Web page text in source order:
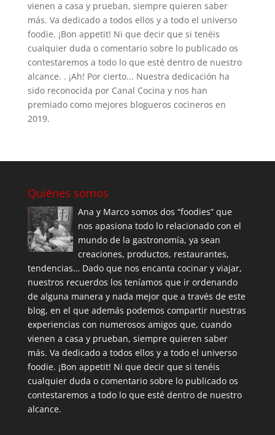
vienen a casa y prueban, siempre quieren saber
más. Va dedicado a todos ellos y a todo el universo
foodie. ¡Bon appetit! Ni que decir que si tenéis
cualquier duda o comentario sobre lo publicado os
contestaremos a todo lo que esté dentro de nuestro
alcance. . ¡Ah! Por cierto... Nuestra dedicación ha
sido reconocida por Canal Cocina y nos han
premiado como mejores blogueros cocineros en
2019.
Quiénes somos
Ana y Marco somos dos “foodies” que
nos apasiona todo lo relacionado con el
mundo de la gastronomía, ya sean
creaciones, productos, restaurantes,
tendencias… Dado que nos encanta cocinar y viajar,
nuestros recuerdos los teníamos que ir ordenando
de alguna manera y nada mejor que a través de este
blog, en el que además podemos compartir nuestras
experiencias con numerosos amigos que, cuando
vienen a casa y prueban, siempre quieren saber
más. Va dedicado a todos ellos y a todo el universo
foodie. ¡Bon appetit! Ni que decir que si tenéis
cualquier duda o comentario sobre lo publicado os
contestaremos a todo lo que esté dentro de nuestro
alcance.